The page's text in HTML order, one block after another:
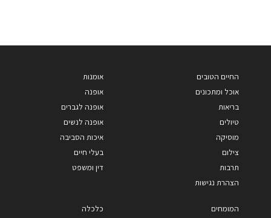
החיים הטובים
אוכל ומתכונים
בריאות
טיולים
מוסיקה
צילום
תרבות
הצהרת נגישות
אומנות
אופנה
אופנה לגברים
אופנה לנשים
איכות הסביבה
בעלי חיים
דין ומשפט
המומחים
כלכלה